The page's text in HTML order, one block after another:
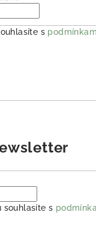
s
souhlasíte s